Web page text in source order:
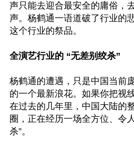
声只能去迎合最安全的庸俗，
声。杨鹤通一语道破了行业的
这个行业的祭品。
全演艺行业的 “无差别绞杀”
杨鹤通的遭遇，只是中国当前
的一个最新浪花。如果你把视
在过去的几年里，中国大陆的
圈，正在经历一场全方位、令
杀”。